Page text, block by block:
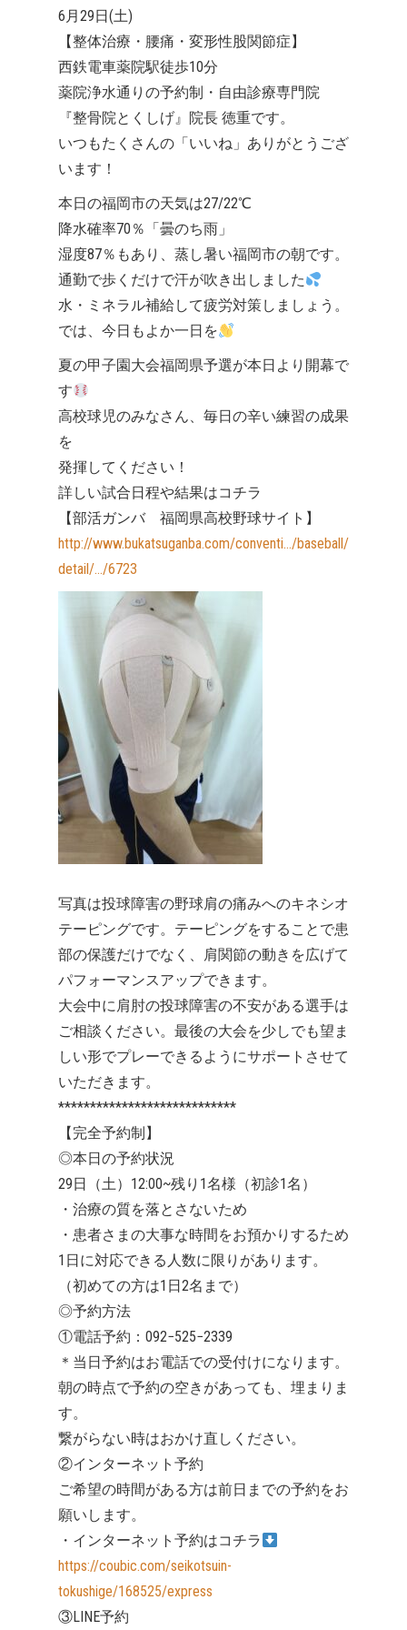
6月29日(土)
【整体治療・腰痛・変形性股関節症】
西鉄電車薬院駅徒歩10分
薬院浄水通りの予約制・自由診療専門院
『整骨院とくしげ』院長 徳重です。
いつもたくさんの「いいね」ありがとうござ
います！
本日の福岡市の天気は27/22℃
降水確率70％「曇のち雨」
湿度87％もあり、蒸し暑い福岡市の朝です。
通勤で歩くだけで汗が吹き出しました
水・ミネラル補給して疲労対策しましょう。
では、今日もよか一日を
夏の甲子園大会福岡県予選が本日より開幕で
す
高校球児のみなさん、毎日の辛い練習の成果
を
発揮してください！
詳しい試合日程や結果はコチラ
【部活ガンバ 福岡県高校野球サイト】
http://www.bukatsuganba.com/conventi…/baseball/
detail/…/6723
写真は投球障害の野球肩の痛みへのキネシオ
テーピングです。テーピングをすることで患
部の保護だけでなく、肩関節の動きを広げて
パフォーマンスアップできます。
大会中に肩肘の投球障害の不安がある選手は
ご相談ください。最後の大会を少しでも望ま
しい形でプレーできるようにサポートさせて
いただきます。
****************************
【完全予約制】
◎本日の予約状況
29日（土）12:00~残り1名様（初診1名）
・治療の質を落とさないため
・患者さまの大事な時間をお預かりするため
1日に対応できる人数に限りがあります。
（初めての方は1日2名まで）
◎予約方法
①電話予約：092−525−2339
＊当日予約はお電話での受付けになります。
朝の時点で予約の空きがあっても、埋まりま
す。
繋がらない時はおかけ直しください。
②インターネット予約
ご希望の時間がある方は前日までの予約をお
願いします。
・インターネット予約はコチラ
https://coubic.com/seikotsuin-
tokushige/168525/express
③LINE予約